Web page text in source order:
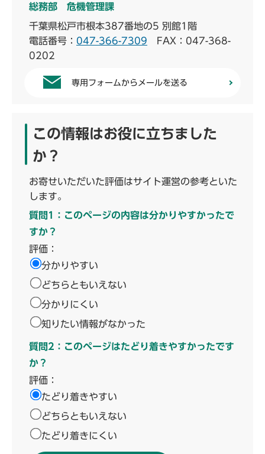
総務部 危機管理課
千葉県松戸市根本387番地の5 別館1階
電話番号： 047-366-7309 FAX：047-368-
0202
専用フォームからメールを送る
この情報はお役に立ちました
か？
お寄せいただいた評価はサイト運営の参考といた
します。
質問1：このページの内容は分かりやすかったで
すか？
評価：
分かりやすい
どちらともいえない
分かりにくい
知りたい情報がなかった
質問2：このページはたどり着きやすかったです
か？
評価：
たどり着きやすい
どちらともいえない
たどり着きにくい